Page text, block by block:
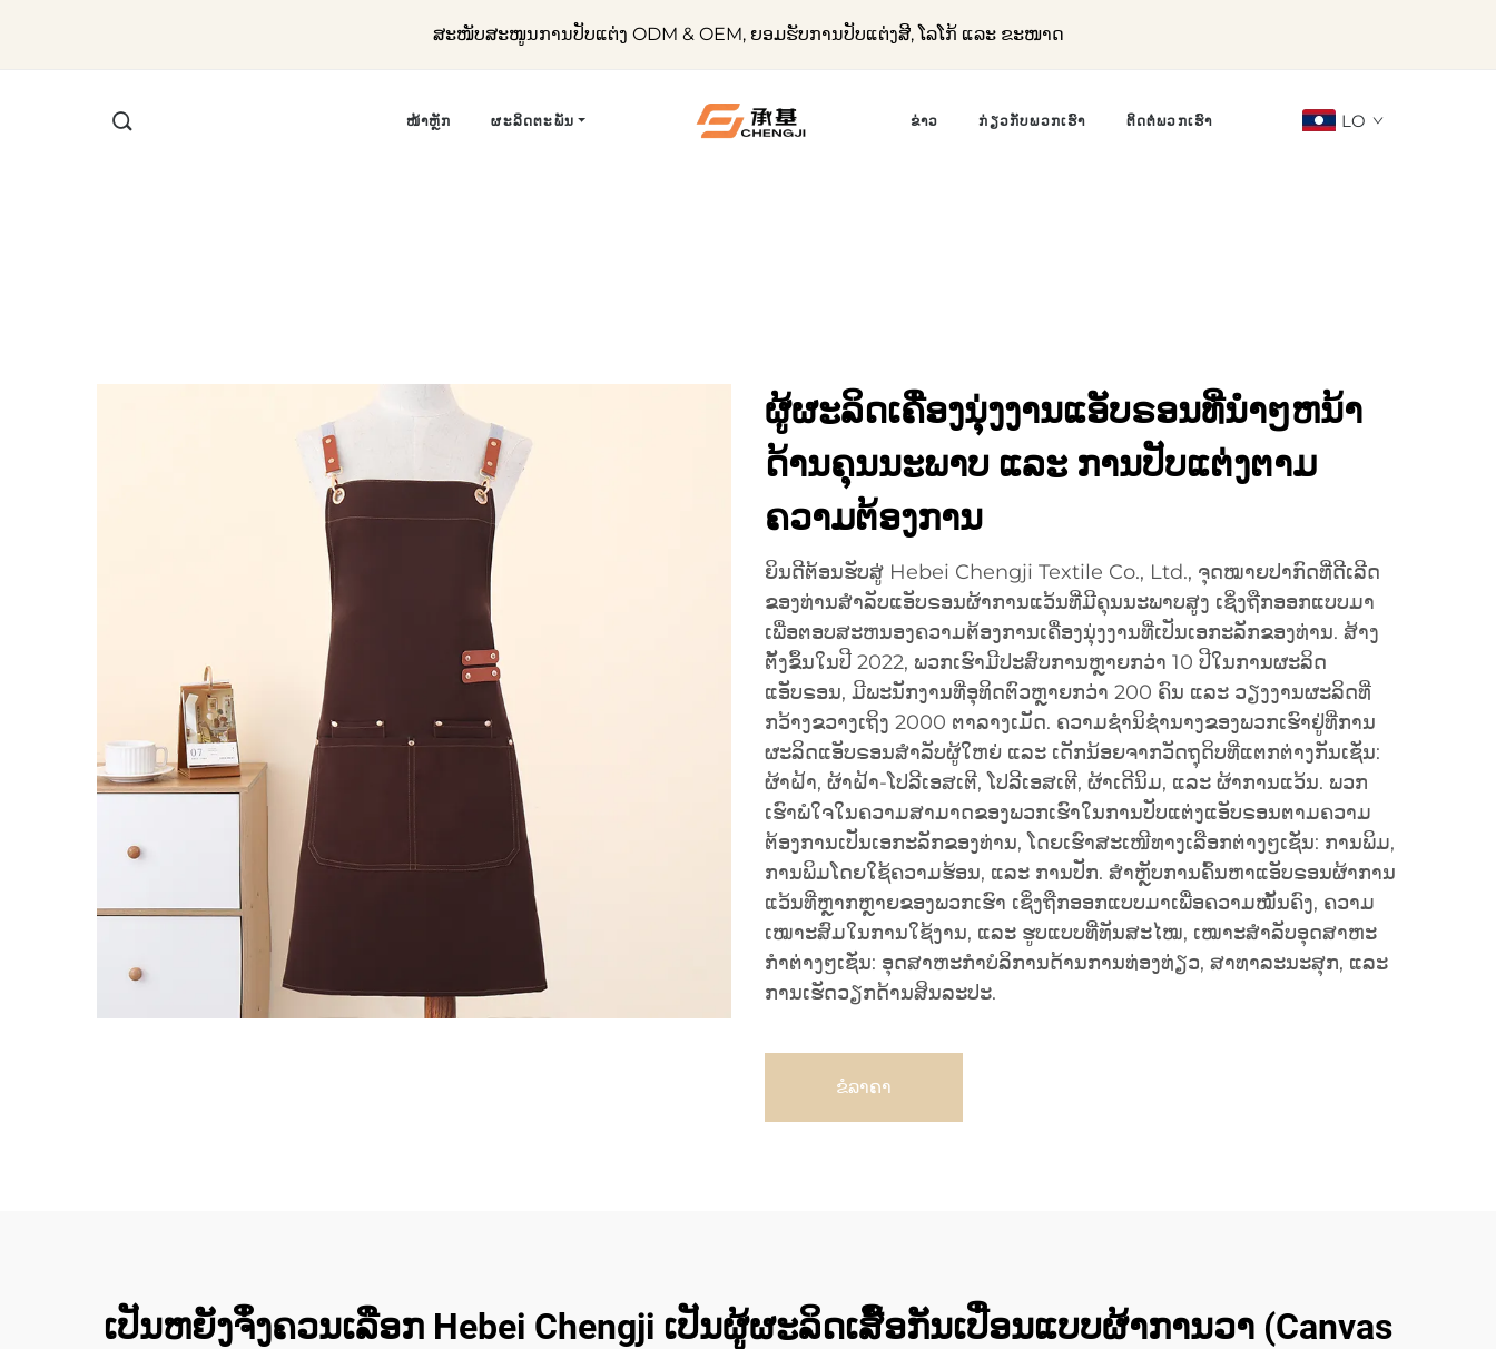
ສະໜັບສະໜູນການປັບແຕ່ງ ODM & OEM, ຍອມຮັບການປັບແຕ່ງສີ, ໂລໂກ້ ແລະ ຂະໜາດ
ໜ້າຫຼັກ ຜະລິດຕະພັນ ຂ່າວ ກ່ຽວກັບພວກເຮົາ ຕິດຕໍ່ພວກເຮົາ LO
ຜູ້ຜະລິດເຄື່ອງນຸ່ງງານແອັບຣອນທີ່ນຳໆຫນ້າ
ດ້ານຄຸນນະພາບ ແລະ ການປັບແຕ່ງຕາມ
ຄວາມຕ້ອງການ
ຍິນດີຕ້ອນຮັບສູ່ Hebei Chengji Textile Co., Ltd., ຈຸດໝາຍປາກົດທີ່ດີເລີດ
ຂອງທ່ານສຳລັບແອັບຣອນຜ້າການແວ້ນທີ່ມີຄຸນນະພາບສູງ ເຊິ່ງຖືກອອກແບບມາ
ເພື່ອຕອບສະຫນອງຄວາມຕ້ອງການເຄື່ອງນຸ່ງງານທີ່ເປັນເອກະລັກຂອງທ່ານ. ສ້າງ
ຕັ້ງຂຶ້ນໃນປີ 2022, ພວກເຮົາມີປະສົບການຫຼາຍກວ່າ 10 ປີໃນການຜະລິດ
ແອັບຣອນ, ມີພະນັກງານທີ່ອຸທິດຕົວຫຼາຍກວ່າ 200 ຄົນ ແລະ ວຽງງານຜະລິດທີ່
ກວ້າງຂວາງເຖິງ 2000 ຕາລາງເມັດ. ຄວາມຊຳນິຊຳນາງຂອງພວກເຮົາຢູ່ທີ່ການ
ຜະລິດແອັບຣອນສຳລັບຜູ້ໃຫຍ່ ແລະ ເດັກນ້ອຍຈາກວັດຖຸດິບທີ່ແຕກຕ່າງກັນເຊັ່ນ:
ຜ້າຝ້າ, ຜ້າຝ້າ-ໂປລີເອສເຕີ, ໂປລີເອສເຕີ, ຜ້າເດີນິມ, ແລະ ຜ້າການແວ້ນ. ພວກ
ເຮົາພໍໃຈໃນຄວາມສາມາດຂອງພວກເຮົາໃນການປັບແຕ່ງແອັບຣອນຕາມຄວາມ
ຕ້ອງການເປັນເອກະລັກຂອງທ່ານ, ໂດຍເຮົາສະເໜີທາງເລືອກຕ່າງໆເຊັ່ນ: ການພິມ,
ການພິມໂດຍໃຊ້ຄວາມຮ້ອນ, ແລະ ການປັກ. ສຳຫຼັບການຄົ້ນຫາແອັບຣອນຜ້າການ
ແວ້ນທີ່ຫຼາກຫຼາຍຂອງພວກເຮົາ ເຊິ່ງຖືກອອກແບບມາເພື່ອຄວາມໝັ້ນຄົງ, ຄວາມ
ເໝາະສົມໃນການໃຊ້ງານ, ແລະ ຮູບແບບທີ່ທັນສະໄໝ, ເໝາະສຳລັບອຸດສາຫະ
ກຳຕ່າງໆເຊັ່ນ: ອຸດສາຫະກຳບໍລິການດ້ານການທ່ອງທ່ຽວ, ສາທາລະນະສຸກ, ແລະ
ການເຮັດວຽກດ້ານສິນລະປະ.
ຂໍລາຄາ
ເປັນຫຍັງຈຶ່ງຄວນເລືອກ Hebei Chengji ເປັນຜູ້ຜະລິດເສື້ອກັນເປື່ອນແບບຜ້າການວາ (Canvas